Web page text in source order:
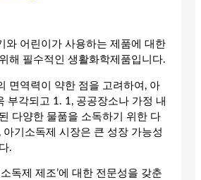
와 어린이가 사용하는 제품에 대한
해 필수적인 생활화학제품입니다.
면역력이 약한 점을 고려하여, 아
부각되고 1. 1, 공공장소나 가정 내
다양한 물품을 소독하기 위한 다
아기소독제 시장은 큰 성장 가능성
.
독제 제조’에 대한 전문성을 갖춘